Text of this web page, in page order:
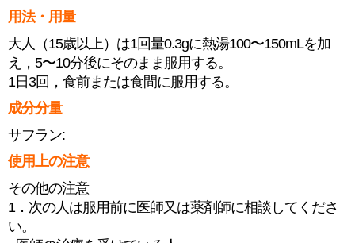
用法・用量
大人（15歳以上）は1回量0.3gに熱湯100〜150mLを加
え，5〜10分後にそのまま服用する。
1日3回，食前または食間に服用する。
成分分量
サフラン:
使用上の注意
その他の注意
1．次の人は服用前に医師又は薬剤師に相談してくださ
い。